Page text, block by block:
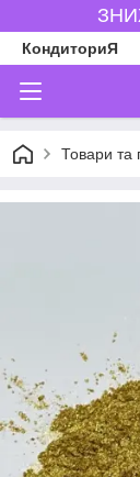
КондиториЯ
Товари та